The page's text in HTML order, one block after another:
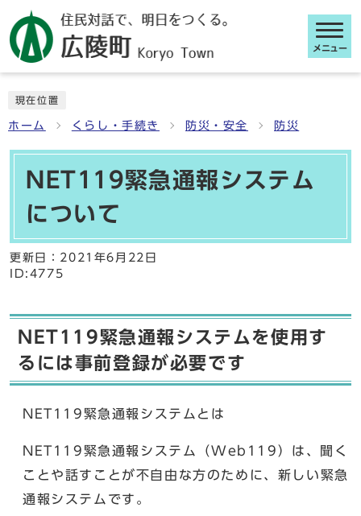
メニュー
現在位置
ホーム くらし・手続き 防災・安全 防災
NET119緊急通報システム
について
更新日： 2021年6月22日
ID:4775
NET119緊急通報システムを使用す
るには事前登録が必要です
NET119緊急通報システムとは
NET119緊急通報システム（Web119）は、聞く
ことや話すことが不自由な方のために、新しい緊急
通報システムです。